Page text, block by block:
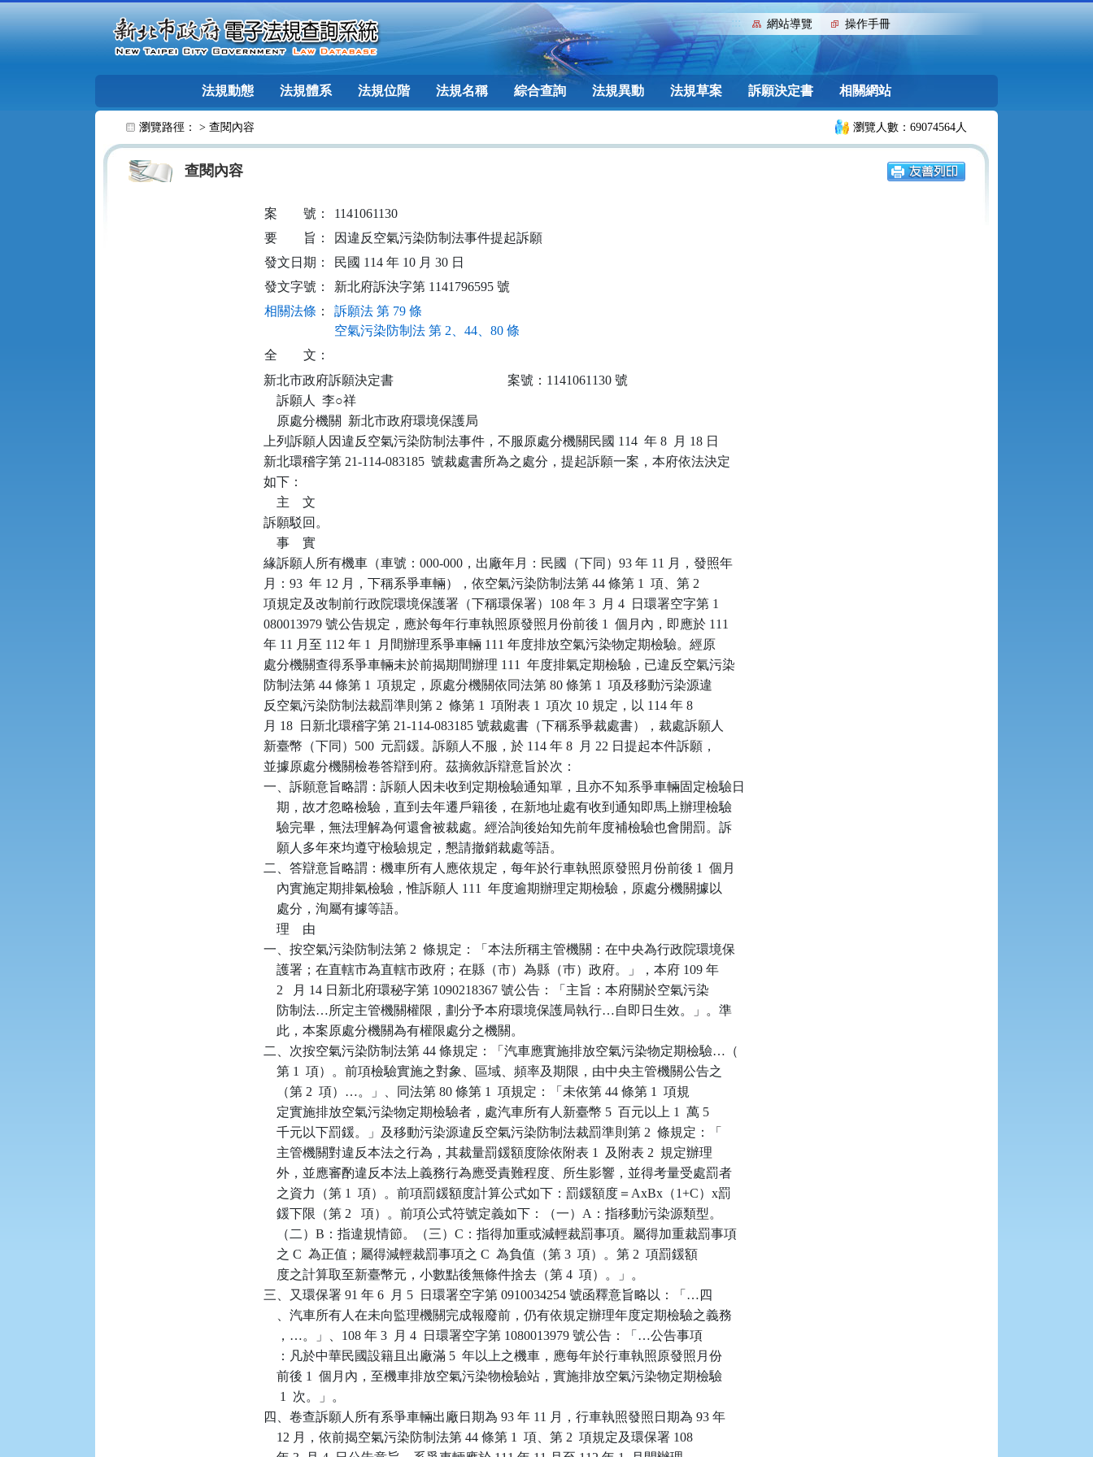
::: 網站導覽 操作手冊
法規動態 法規體系 法規位階 法規名稱 綜合查詢 法規異動 法規草案 訴願決定書 相關網站
瀏覽路徑： > 查閱內容 瀏覽人數：69074564人
查閱內容
案 號：
1141061130
要
旨：
因違反空氣污染防制法事件提起訴願
發文日期：
民國 114 年 10 月 30 日
發文字號：
新北府訴決字第 1141796595 號
相關法條 ：
訴願法 第 79 條
空氣污染防制法 第 2、44、80 條
全
文：
新北市政府訴願決定書                                   案號：1141061130 號
    訴願人  李○祥
    原處分機關  新北市政府環境保護局
上列訴願人因違反空氣污染防制法事件，不服原處分機關民國 114  年 8  月 18 日
新北環稽字第 21-114-083185  號裁處書所為之處分，提起訴願一案，本府依法決定
如下：
    主    文
訴願駁回。
    事    實
緣訴願人所有機車（車號：000-000，出廠年月：民國（下同）93 年 11 月，發照年
月：93  年 12 月，下稱系爭車輛），依空氣污染防制法第 44 條第 1  項、第 2
項規定及改制前行政院環境保護署（下稱環保署）108 年 3  月 4  日環署空字第 1
080013979 號公告規定，應於每年行車執照原發照月份前後 1  個月內，即應於 111
年 11 月至 112 年 1  月間辦理系爭車輛 111 年度排放空氣污染物定期檢驗。經原
處分機關查得系爭車輛未於前揭期間辦理 111  年度排氣定期檢驗，已違反空氣污染
防制法第 44 條第 1  項規定，原處分機關依同法第 80 條第 1  項及移動污染源違
反空氣污染防制法裁罰準則第 2  條第 1  項附表 1  項次 10 規定，以 114 年 8
月 18  日新北環稽字第 21-114-083185 號裁處書（下稱系爭裁處書），裁處訴願人
新臺幣（下同）500  元罰鍰。訴願人不服，於 114 年 8  月 22 日提起本件訴願，
並據原處分機關檢卷答辯到府。茲摘敘訴辯意旨於次：
一、訴願意旨略謂：訴願人因未收到定期檢驗通知單，且亦不知系爭車輛固定檢驗日
    期，故才忽略檢驗，直到去年遷戶籍後，在新地址處有收到通知即馬上辦理檢驗
    驗完畢，無法理解為何還會被裁處。經洽詢後始知先前年度補檢驗也會開罰。訴
    願人多年來均遵守檢驗規定，懇請撤銷裁處等語。
二、答辯意旨略謂：機車所有人應依規定，每年於行車執照原發照月份前後 1  個月
    內實施定期排氣檢驗，惟訴願人 111  年度逾期辦理定期檢驗，原處分機關據以
    處分，洵屬有據等語。
    理    由
一、按空氣污染防制法第 2  條規定：「本法所稱主管機關：在中央為行政院環境保
    護署；在直轄市為直轄市政府；在縣（市）為縣（巿）政府。」，本府 109 年
    2   月 14 日新北府環秘字第 1090218367 號公告：「主旨：本府關於空氣污染
    防制法…所定主管機關權限，劃分予本府環境保護局執行…自即日生效。」。準
    此，本案原處分機關為有權限處分之機關。
二、次按空氣污染防制法第 44 條規定：「汽車應實施排放空氣污染物定期檢驗…（
    第 1  項）。前項檢驗實施之對象、區域、頻率及期限，由中央主管機關公告之
    （第 2  項）…。」、同法第 80 條第 1  項規定：「未依第 44 條第 1  項規
    定實施排放空氣污染物定期檢驗者，處汽車所有人新臺幣 5  百元以上 1  萬 5
    千元以下罰鍰。」及移動污染源違反空氣污染防制法裁罰準則第 2  條規定：「
    主管機關對違反本法之行為，其裁量罰鍰額度除依附表 1  及附表 2  規定辦理
    外，並應審酌違反本法上義務行為應受責難程度、所生影響，並得考量受處罰者
    之資力（第 1  項）。前項罰鍰額度計算公式如下：罰鍰額度＝AxBx（1+C）x罰
    鍰下限（第 2   項）。前項公式符號定義如下：（一）A：指移動污染源類型。
    （二）B：指違規情節。（三）C：指得加重或減輕裁罰事項。屬得加重裁罰事項
    之 C  為正值；屬得減輕裁罰事項之 C  為負值（第 3  項）。第 2  項罰鍰額
    度之計算取至新臺幣元，小數點後無條件捨去（第 4  項）。」。
三、又環保署 91 年 6  月 5  日環署空字第 0910034254 號函釋意旨略以：「…四
    、汽車所有人在未向監理機關完成報廢前，仍有依規定辦理年度定期檢驗之義務
    ，…。」、108 年 3  月 4  日環署空字第 1080013979 號公告：「…公告事項
    ：凡於中華民國設籍且出廠滿 5  年以上之機車，應每年於行車執照原發照月份
    前後 1  個月內，至機車排放空氣污染物檢驗站，實施排放空氣污染物定期檢驗
     1  次。」。
四、卷查訴願人所有系爭車輛出廠日期為 93 年 11 月，行車執照發照日期為 93 年
    12 月，依前揭空氣污染防制法第 44 條第 1  項、第 2  項規定及環保署 108